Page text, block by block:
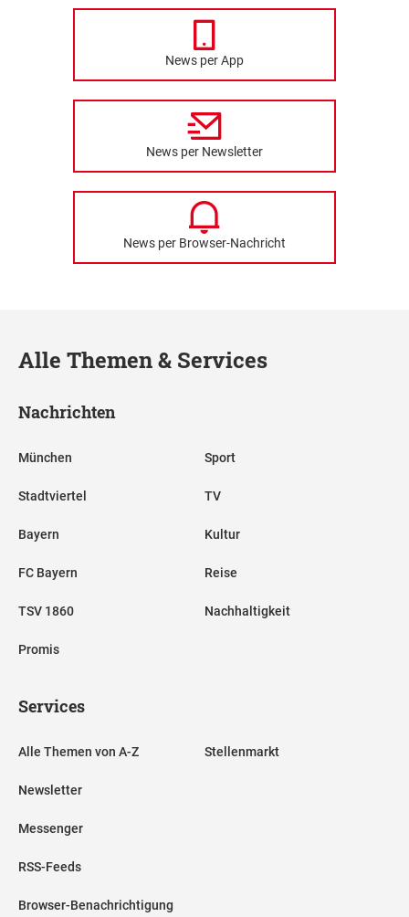
News per App
News per Newsletter
News per Browser-Nachricht
Alle Themen & Services
Nachrichten
München
Stadtviertel
Bayern
FC Bayern
TSV 1860
Promis
Sport
TV
Kultur
Reise
Nachhaltigkeit
Services
Alle Themen von A-Z
Newsletter
Messenger
RSS-Feeds
Browser-Benachrichtigung
Stellenmarkt